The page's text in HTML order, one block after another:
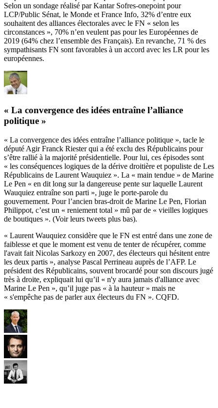
Selon un sondage réalisé par Kantar Sofres-onepoint pour
LCP/Public Sénat, le Monde et France Info, 32% d’entre eux
souhaitent des alliances électorales avec le FN « selon les
circonstances », 70% n’en veulent pas pour les Européennes de
2019 (64% chez l’ensemble des Français). En revanche, 71 % des
sympathisants FN sont favorables à un accord avec les LR pour les
européennes.
« La convergence des idées entraîne l’alliance
politique »
« La convergence des idées entraîne l’alliance politique », tacle le
député Agir Franck Riester qui a été exclu des Républicains pour
s’être rallié à la majorité présidentielle. Pour lui, ces épisodes sont
« les conséquences logiques de la dérive droitière et populiste de Les
Républicains de Laurent Wauquiez ». La « main tendue » de Marine
Le Pen « en dit long sur la dangereuse pente sur laquelle Laurent
Wauquiez entraîne son parti », juge le porte-parole du
gouvernement. Pour l’ancien bras-droit de Marine Le Pen, Florian
Philippot, c’est un « reniement total » mû par de « vieilles logiques
de boutiques ». (Voir leurs tweets plus bas).
« Laurent Wauquiez considère que le FN est entré dans une zone de
faiblesse et que le moment est venu de tenter de récupérer, comme
l'avait fait Nicolas Sarkozy en 2007, des électeurs qui hésitent entre
les deux partis », analyse Pascal Perrineau auprès de l’AFP. Le
président des Républicains, souvent brocardé pour son discours jugé
très à droite, expliquait lui qu’il « n'y aura jamais d'alliance avec
Marine Le Pen », qu’il juge pas « à la hauteur » mais ne
« s'empêche pas de parler aux électeurs du FN ». CQFD.